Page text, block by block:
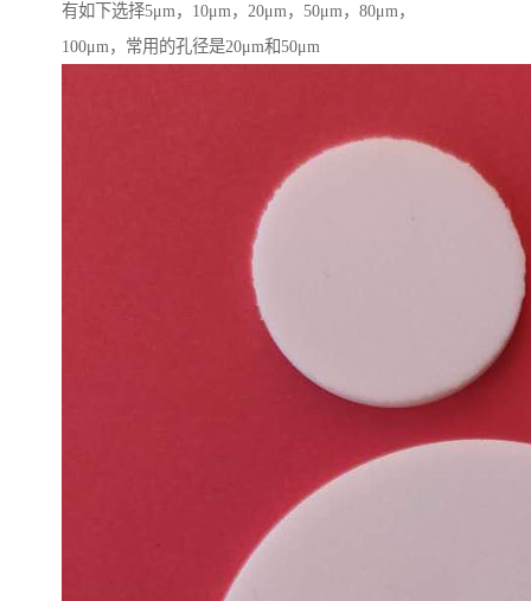
有如下选择5μm，10μm，20μm，50μm，80μm，
100μm，常用的孔径是20μm和50μm